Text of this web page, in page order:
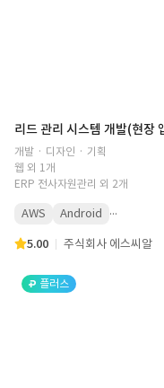
개발 · 디자인 · 기획
웹 외 1개
ERP 전사자원관리 외 2개
AWS Android ...
5.00 주식회사 에스씨알
플러스